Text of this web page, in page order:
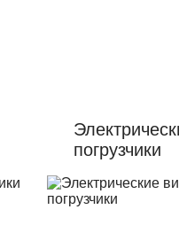
погрузчики